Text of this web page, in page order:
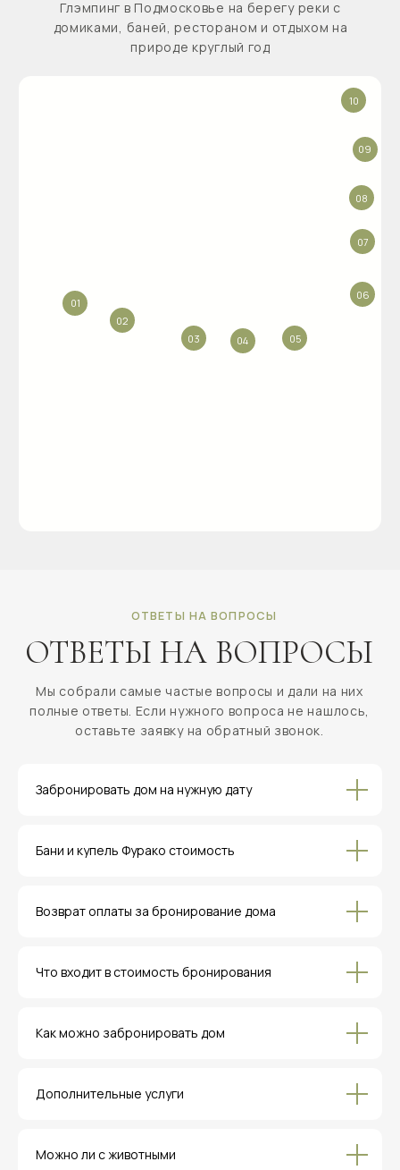
Забронировать дом на нужную дату
Бани и купель Фурако стоимость
Возврат оплаты за бронирование дома
Что входит в стоимость бронирования
Как можно забронировать дом
Дополнительные услуги
Можно ли с животными